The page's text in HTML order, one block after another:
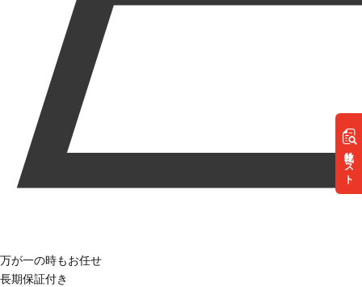
リスト
万が一の時もお任せ
長期保証付き